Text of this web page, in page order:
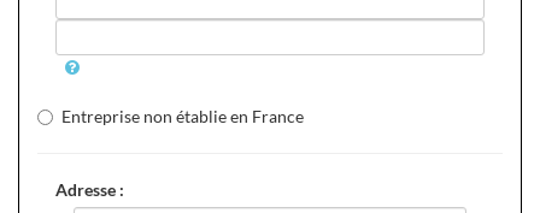
Entreprise non établie en France
Adresse :